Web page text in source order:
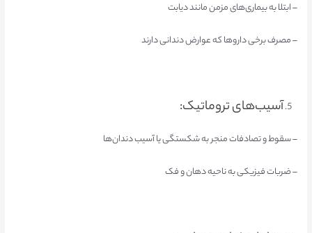
– ابتلا به بیماری‌های مزمن مانند دیابت
– مصرف برخی داروها که عوارض دندانی دارند
آسیب‌های تروماتیک:
– سقوط و تصادفات منجر به شکستگی یا آسیب دندان‌ها
– ضربات فیزیکی به ناحیه دهان و فک